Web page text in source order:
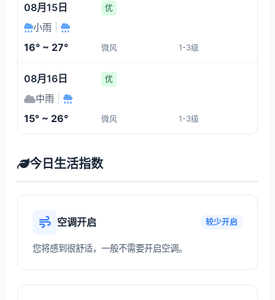
08月15日 优
小雨
16° ~ 27° 微风 1-3级
08月16日 优
中雨
15° ~ 26° 微风 1-3级
今日生活指数
空调开启 较少开启
您将感到很舒适，一般不需要开启空调。